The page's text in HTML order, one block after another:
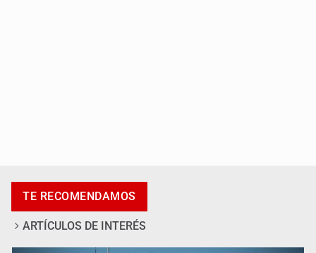
Unidos en el Azteca
TE RECOMENDAMOS
ARTÍCULOS DE INTERÉS